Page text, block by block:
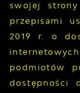
swojej
przepisami
2019 r. o
podmiotów
dostępności